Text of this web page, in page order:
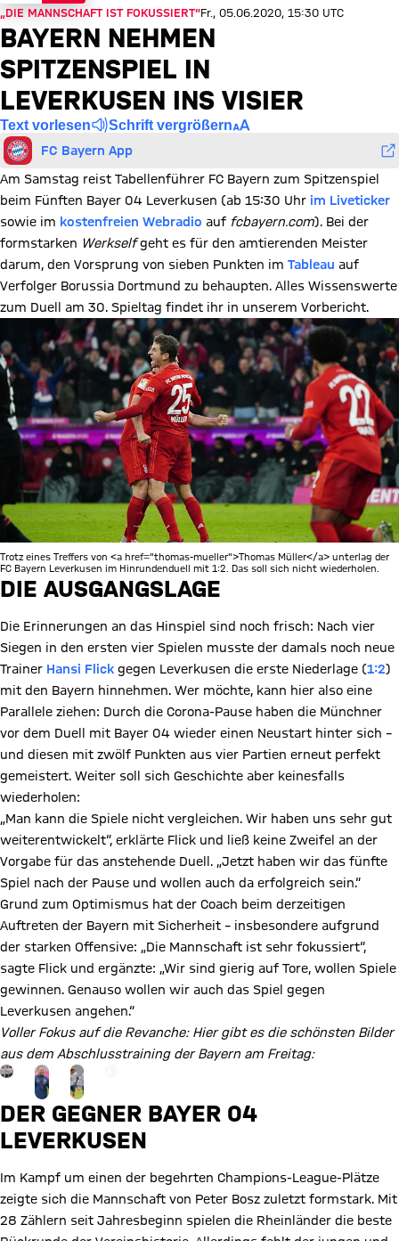
„DIE MANNSCHAFT IST FOKUSSIERT“Fr., 05.06.2020, 15:30 UTC
BAYERN NEHMEN
SPITZENSPIEL IN
LEVERKUSEN INS VISIER
Text vorlesen Schrift vergrößern
FC Bayern App
Am Samstag reist Tabellenführer FC Bayern zum Spitzenspiel
beim Fünften Bayer 04 Leverkusen (ab 15:30 Uhr im Liveticker
sowie im kostenfreien Webradio auf fcbayern.com). Bei der
formstarken Werkselfgeht es für den amtierenden Meister
darum, den Vorsprung von sieben Punkten im Tableau auf
Verfolger Borussia Dortmund zu behaupten. Alles Wissenswerte
zum Duell am 30. Spieltag findet ihr in unserem Vorbericht.
Trotz eines Treffers von <a href="thomas-mueller">Thomas Müller</a> unterlag der
FC Bayern Leverkusen im Hinrundenduell mit 1:2. Das soll sich nicht wiederholen.
DIE AUSGANGSLAGE
Die Erinnerungen an das Hinspiel sind noch frisch: Nach vier
Siegen in den ersten vier Spielen musste der damals noch neue
Trainer Hansi Flick gegen Leverkusen die erste Niederlage (1:2)
mit den Bayern hinnehmen. Wer möchte, kann hier also eine
Parallele ziehen: Durch die Corona-Pause haben die Münchner
vor dem Duell mit Bayer 04 wieder einen Neustart hinter sich –
und diesen mit zwölf Punkten aus vier Partien erneut perfekt
gemeistert. Weiter soll sich Geschichte aber keinesfalls
wiederholen:
„Man kann die Spiele nicht vergleichen. Wir haben uns sehr gut
weiterentwickelt“, erklärte Flick und ließ keine Zweifel an der
Vorgabe für das anstehende Duell. „Jetzt haben wir das fünfte
Spiel nach der Pause und wollen auch da erfolgreich sein.“
Grund zum Optimismus hat der Coach beim derzeitigen
Auftreten der Bayern mit Sicherheit – insbesondere aufgrund
der starken Offensive: „Die Mannschaft ist sehr fokussiert“,
sagte Flick und ergänzte: „Wir sind gierig auf Tore, wollen Spiele
gewinnen. Genauso wollen wir auch das Spiel gegen
Leverkusen angehen.“
Voller Fokus auf die Revanche: Hier gibt es die schönsten Bilder
aus dem Abschlusstraining der Bayern am Freitag:
Gehe zu Gallerie Seite: zur Galerie
DER GEGNER BAYER 04
LEVERKUSEN
Im Kampf um einen der begehrten Champions-League-Plätze
zeigte sich die Mannschaft von Peter Bosz zuletzt formstark. Mit
28 Zählern seit Jahresbeginn spielen die Rheinländer die beste